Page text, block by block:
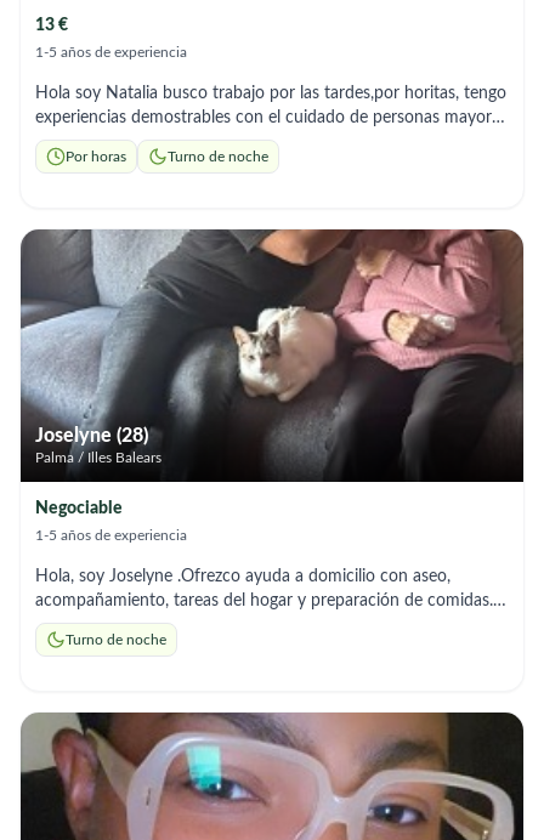
13 €
1-5 años de experiencia
Hola soy Natalia busco trabajo por las tardes,por horitas, tengo
experiencias demostrables con el cuidado de personas mayores
, ayudo con la limpieza del hogar, aseo , preparación de
medicamentos,etc
Por horas Turno de noche
Joselyne (28)
Palma / Illes Balears
Negociable
1-5 años de experiencia
Hola, soy Joselyne .Ofrezco ayuda a domicilio con aseo,
acompañamiento, tareas del hogar y preparación de comidas.
Soy responsable. Horarios disponible interna fin de semana o
nocturno entre semana.
Turno de noche